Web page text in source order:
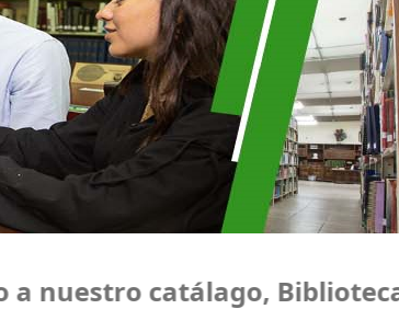
nuestro catálago,